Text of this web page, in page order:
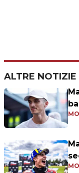
ALTRE NOTIZIE